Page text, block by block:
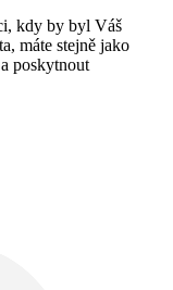
kdy by byl Váš
máte stejně jako
poskytnout